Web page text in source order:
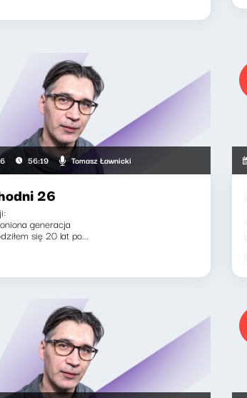
56:19 Tomasz Ławnicki
26
generacja
się 20 lat po...